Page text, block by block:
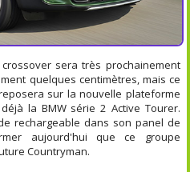
sera très prochainement
quelques centimètres, mais ce
sur la nouvelle plateforme
la BMW série 2 Active Tourer.
rechargeable dans son panel de
aujourd'hui que ce groupe
Countryman.